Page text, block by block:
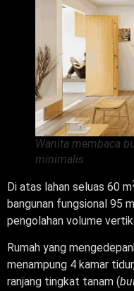
Wanita membaca
minimalis
Di atas lahan seluas 60 m
bangunan fungsional 95 m
pengolahan volume
Rumah yang
menampung 4 kamar
ranjang tingkat tanam (